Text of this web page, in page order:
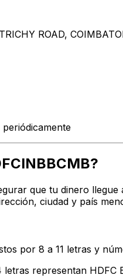
ROAD,
que tu dinero
ciudad y país
por 8 a 11 letras y
letras representan HDFC